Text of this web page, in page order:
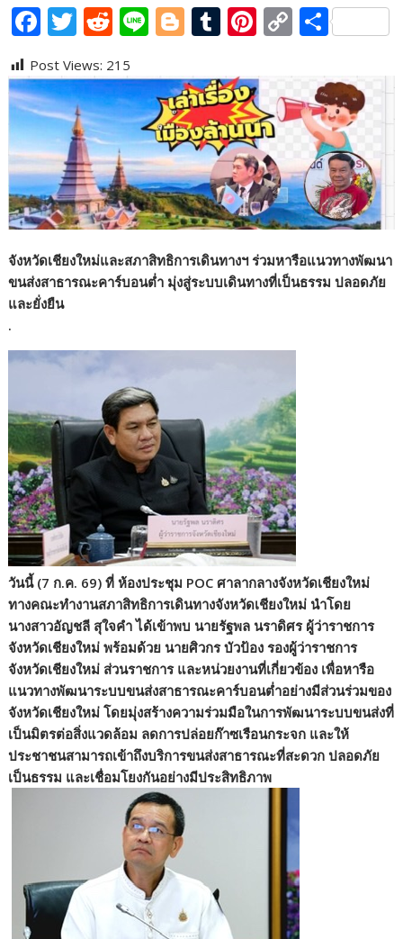
F
e
b
o
o
k
T
itt
er
R
d
di
t
Li
e
Bl
g
g
er
T
m
bl
r
Pi
er
e
st
C
y
Li
n
k
S
ar
e
Post Views: 215
จังหวัดเชียงใหม่และสภาสิทธิการเดินทางฯ ร่วมหารือแนวทางพัฒนา
ขนส่งสาธารณะคาร์บอนต่ำ มุ่งสู่ระบบเดินทางที่เป็นธรรม ปลอดภัย
และยั่งยืน
.
วันนี้ (7 ก.ค. 69) ที่ ห้องประชุม POC ศาลากลางจังหวัดเชียงใหม่
ทางคณะทำงานสภาสิทธิการเดินทางจังหวัดเชียงใหม่ นำโดย
นางสาวอัญชลี สุใจคำ ได้เข้าพบ นายรัฐพล นราดิศร ผู้ว่าราชการ
จังหวัดเชียงใหม่ พร้อมด้วย นายศิวกร บัวป้อง รองผู้ว่าราชการ
จังหวัดเชียงใหม่ ส่วนราชการ และหน่วยงานที่เกี่ยวข้อง เพื่อหารือ
แนวทางพัฒนาระบบขนส่งสาธารณะคาร์บอนต่ำอย่างมีส่วนร่วมของ
จังหวัดเชียงใหม่ โดยมุ่งสร้างความร่วมมือในการพัฒนาระบบขนส่งที่
เป็นมิตรต่อสิ่งแวดล้อม ลดการปล่อยก๊าซเรือนกระจก และให้
ประชาชนสามารถเข้าถึงบริการขนส่งสาธารณะที่สะดวก ปลอดภัย
เป็นธรรม และเชื่อมโยงกันอย่างมีประสิทธิภาพ